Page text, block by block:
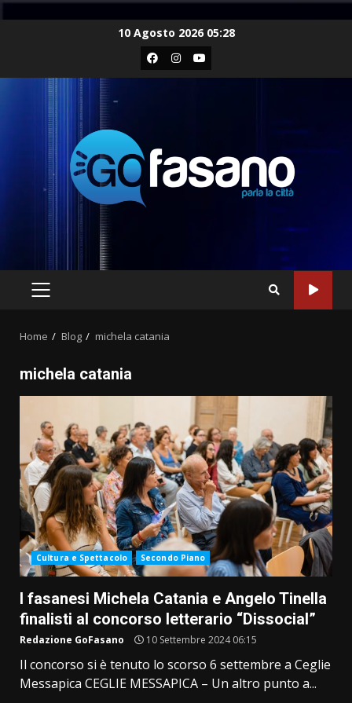
10 Agosto 2026 05:28
Facebook
Instagram
Youtube
PRIMARY
Home Blog michela catania
michela catania
Cultura e Spettacolo Secondo Piano
I fasanesi Michela Catania e Angelo Tinella
finalisti al concorso letterario “Dissocial”
Redazione GoFasano 10 Settembre 2024 06:15
Il concorso si è tenuto lo scorso 6 settembre a Ceglie
Messapica CEGLIE MESSAPICA – Un altro punto a...